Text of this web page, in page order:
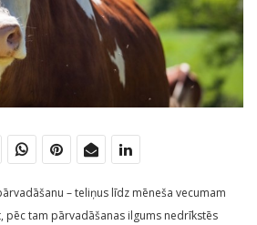
– teliņus līdz mēneša vecumam
tam pārvadāšanas ilgums nedrīkstēs